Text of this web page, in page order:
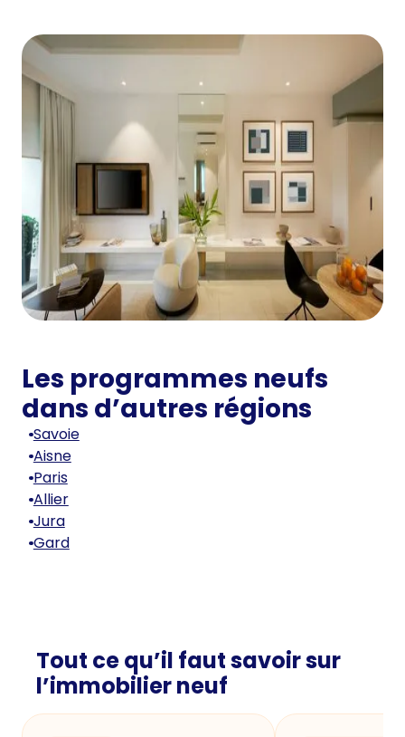
Les programmes neufs
dans d’autres régions
Savoie
Aisne
Paris
Allier
Jura
Gard
Tout ce qu’il faut savoir sur
l’immobilier neuf